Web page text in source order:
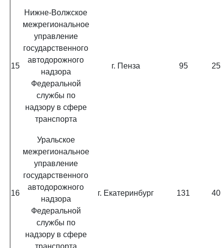
15
Нижне-Волжское
межрегиональное
управление
государственного
автодорожного
надзора
Федеральной
службы по
надзору в сфере
транспорта
г. Пенза 95
16
Уральское
межрегиональное
управление
государственного
автодорожного
надзора
Федеральной
службы по
надзору в сфере
транспорта
г. Екатеринбург 131